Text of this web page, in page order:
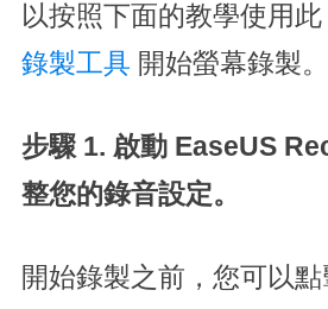
以按照下面的教學使用此
錄製工具 開始螢幕錄製。
步驟 1. 啟動 EaseUS
整您的錄音設定。
開始錄製之前，您可以